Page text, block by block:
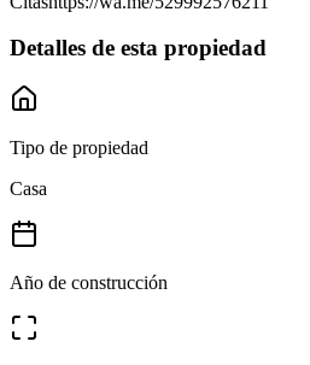
Detalles de esta propiedad
Tipo de propiedad
Casa
Año de construcción